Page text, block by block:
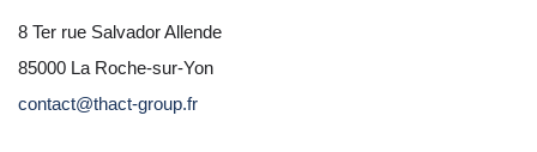
8 Ter rue Salvador Allende
85000 La Roche-sur-Yon
contact@thact-group.fr